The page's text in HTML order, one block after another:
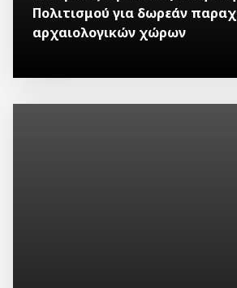
Πολιτισμού για δωρεάν
αρχαιολογικών χώρων